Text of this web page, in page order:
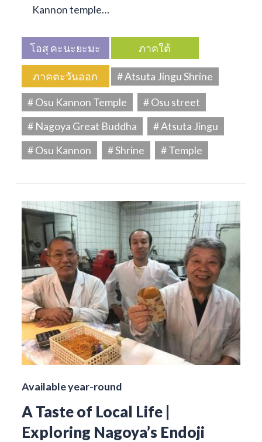
Kannon temple…
โอสุ คะนะยะมะ ภาคใต้
ภาคตะวันออก
# Atsuta Jingu Shrine
# Osu Kannon Temple
# Osu street
# Nagoya Great Buddha
# Atsuta Jingu
# Osu Kannon
# Shrine # Temple
Available year-round
A Taste of Local Life |
Exploring Nagoya’s Endoji